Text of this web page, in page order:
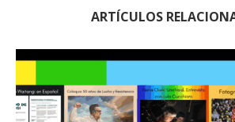
ARTÍCULOS